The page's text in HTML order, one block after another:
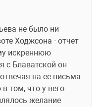
не было ни
Ходжсона - отчет
искреннюю
с Блаватской он
на ее письма
том, что у него
желание